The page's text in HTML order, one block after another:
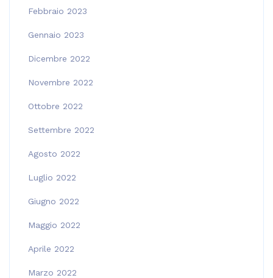
Febbraio 2023
Gennaio 2023
Dicembre 2022
Novembre 2022
Ottobre 2022
Settembre 2022
Agosto 2022
Luglio 2022
Giugno 2022
Maggio 2022
Aprile 2022
Marzo 2022